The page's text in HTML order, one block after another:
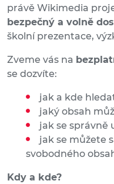
právě Wikimedia
bezpečný a volně
školní prezentace,
Zveme vás na
se dozvíte:
jak a kde
jaký obsah
jak se správně
jak se můžete
svobodného
Kdy a kde?